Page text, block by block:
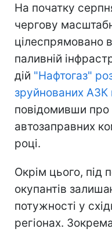
На початку
чергову
цілеспрямовано
паливній
дій "Нафтогаз"
зруйнованих АЗК
повідомивши про
автозаправних
році.
Окрім цього, під
окупантів
потужності у
регіонах.